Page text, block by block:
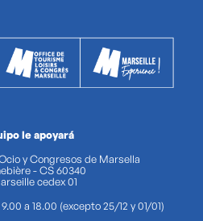
le apoyará
y Congresos de Marsella
- CS 60340
cedex 01
a 18.00 (excepto 25/12 y 01/01)